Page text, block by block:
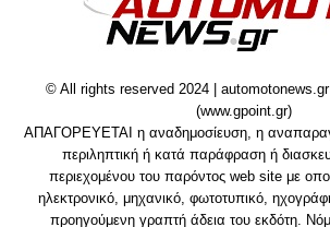
© All rights reserved 2024 |
(www.gpoint.gr)
ΑΠΑΓΟΡΕΥΕΤΑΙ η αναδημοσίευση, η
περιληπτική ή κατά παράφραση ή
περιεχομένου του παρόντος web site με
ηλεκτρονικό, μηχανικό, φωτοτυπικό,
προηγούμενη γραπτή άδεια του εκδότη.